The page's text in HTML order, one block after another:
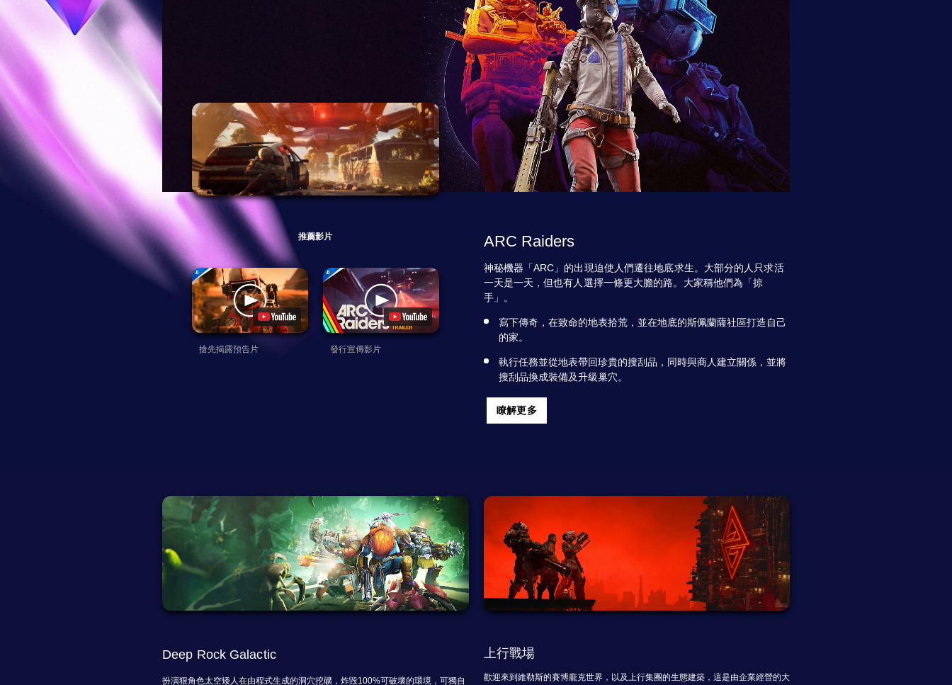
推薦影片
搶先揭露預告片 發行宣傳影片
ARC Raiders
神秘機器「ARC」的出現迫使人們遷往地底求生。大部分的人只求活
一天是一天，但也有人選擇一條更大膽的路。大家稱他們為「掠
手」。
寫下傳奇，在致命的地表拾荒，並在地底的斯佩蘭薩社區打造自己
的家。
執行任務並從地表帶回珍貴的搜刮品，同時與商人建立關係，並將
搜刮品換成裝備及升級巢穴。
瞭解更多
Deep Rock Galactic
扮演狠角色太空矮人在由程式生成的洞穴挖礦，炸毀100%可破壞的環境，可獨自
上行戰場
歡迎來到維勒斯的賽博龐克世界，以及上行集團的生態建築，這是由企業經營的大